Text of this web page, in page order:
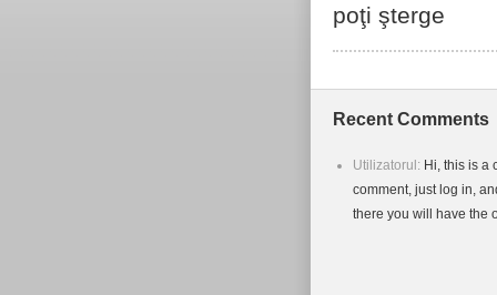
poţi şterge
Recent Comments
Utilizatorul: Hi, this is a
comment, just log in,
there you will have the